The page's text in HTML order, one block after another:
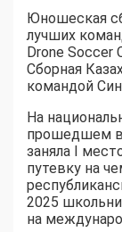
Юношеская
лучших
Drone
Сборная
командой
На
прошедшем в
заняла I
путевку на
2025
на